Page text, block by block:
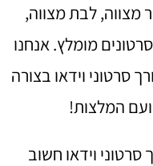
מצווה, לבת מצווה,
מומלץ. אנחנו
סרטוני וידאו בצורה
המלצות!
וידאו חשוב